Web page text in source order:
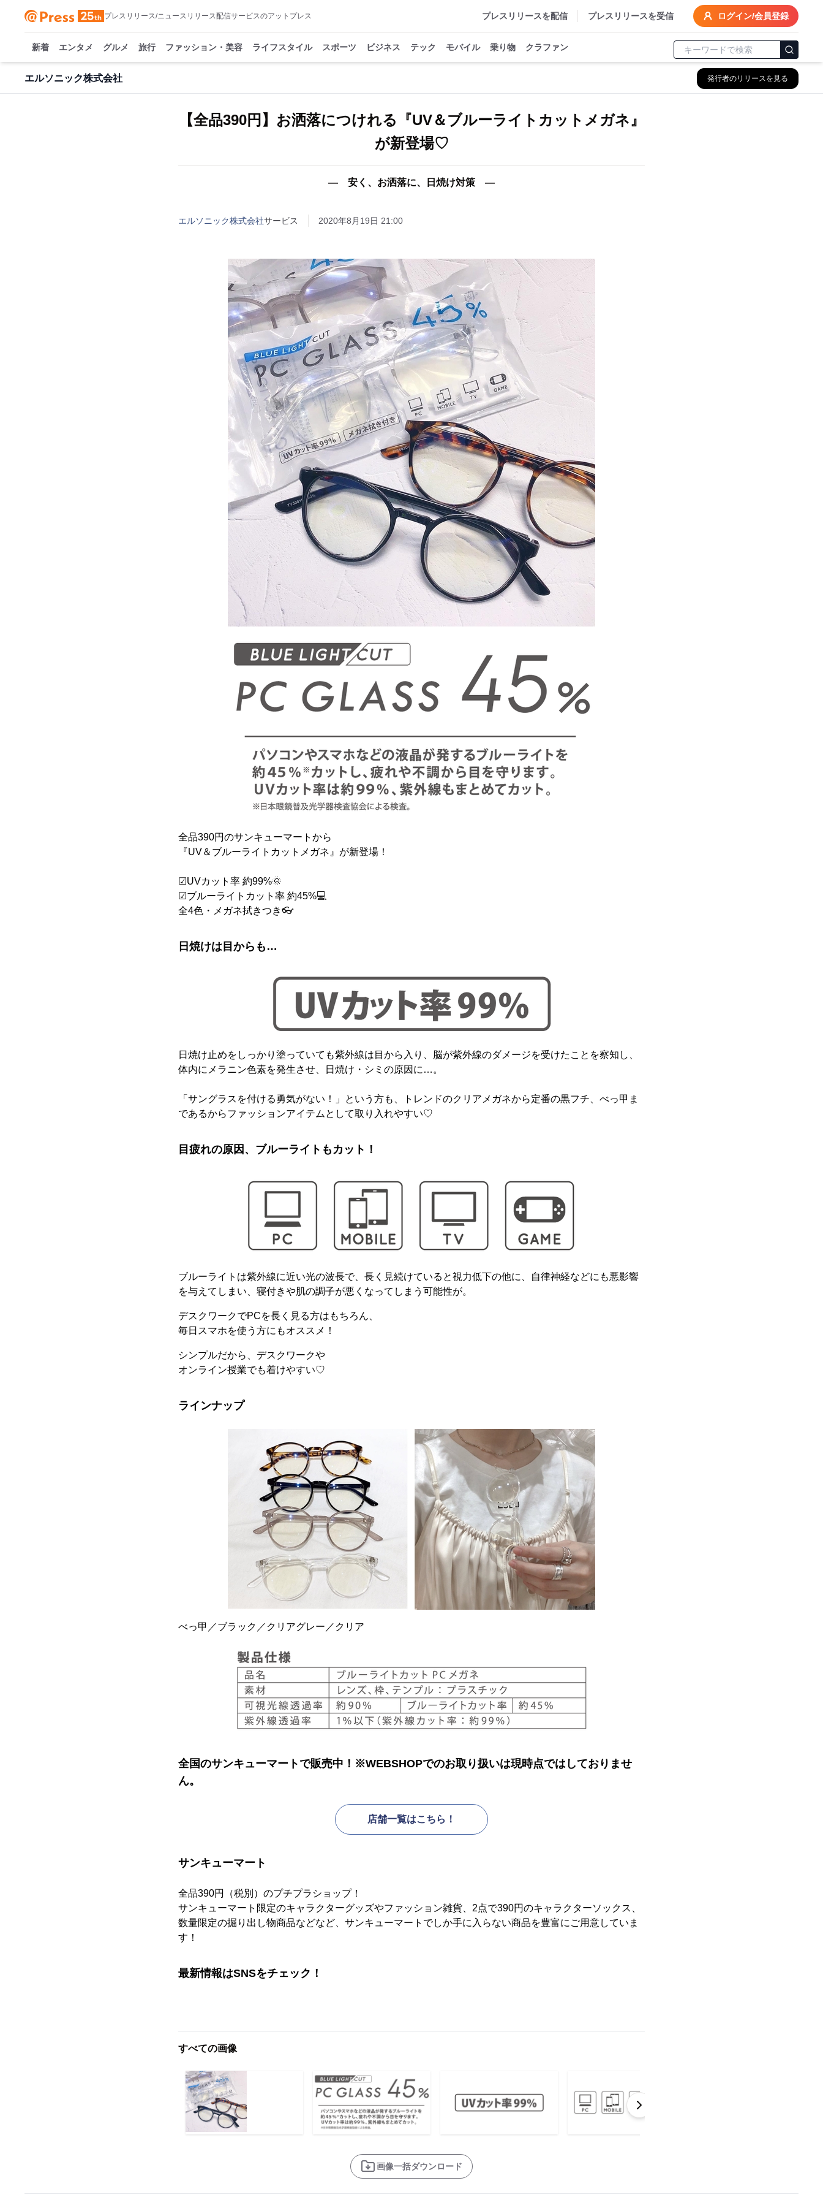
プレスリリース/ニュースリリース配信サービスのアットプレス プレスリリースを配信 プレスリリースを受信 ログイン/会員登録
新着 エンタメ グルメ 旅行 ファッション・美容 ライフスタイル スポーツ ビジネス テック モバイル 乗り物 クラファン
エルソニック株式会社 発行者のリリースを見る
【全品390円】お洒落につけれる『UV＆ブルーライトカットメガネ』
が新登場♡
― 安く、お洒落に、日焼け対策 ―
エルソニック株式会社サービス 2020年8月19日 21:00
全品390円のサンキューマートから
『UV＆ブルーライトカットメガネ』が新登場！
☑︎UVカット率 約99%🌞
☑︎ブルーライトカット率 約45%💻
全4色・メガネ拭きつき👓
日焼けは目からも…
日焼け止めをしっかり塗っていても紫外線は目から入り、脳が紫外線のダメージを受けたことを察知し、
体内にメラニン色素を発生させ、日焼け・シミの原因に… 。
「サングラスを付ける勇気がない！」という方も、トレンドのクリアメガネから定番の黒フチ、べっ甲ま
であるからファッションアイテムとして取り入れやすい♡
目疲れの原因、ブルーライトもカット！
ブルーライトは紫外線に近い光の波長で 、長く見続けていると視力低下の他に、自律神経などにも 悪影響
を与えてしまい、寝付きや肌の調子が悪くなってしまう可能性が。
デスクワークでPCを長く見る方はもちろん、
毎日スマホを使う方にもオススメ！
シンプルだから、デスクワークや
オンライン授業でも着けやすい♡
ラインナップ
べっ甲／ブラック／クリアグレー／クリア
全国のサンキューマートで販売中！※WEBSHOPでのお取り扱いは現時点ではしておりませ
ん。
店舗一覧はこちら！
サンキューマート
全品390円（税別）のプチプラショップ！
サンキューマート限定のキャラクターグッズやファッション雑貨、2点で390円のキャラクターソックス、
数量限定の掘り出し物商品などなど、サンキューマートでしか手に入らない商品を豊富にご用意していま
す！
最新情報はSNSをチェック！
すべての画像
画像一括ダウンロード